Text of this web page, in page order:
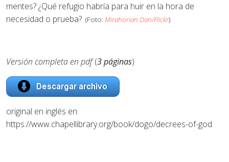
mentes? ¿Qué refugio habría para huir en la hora de
necesidad o prueba? (Foto: Mirahorian Dan/Flickr)
Versión completa en pdf(3 páginas)
original en inglés en:
https://www.chapellibrary.org/book/dogo/decrees-of-god